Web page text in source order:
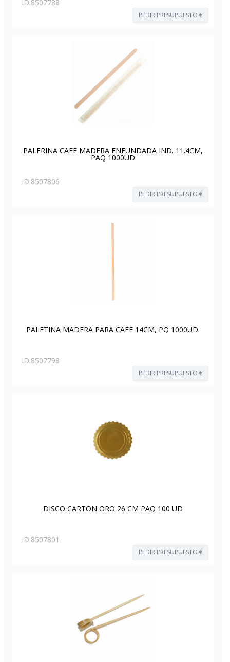
ID:8507788
PEDIR PRESUPUESTO €
PALERINA CAFÉ MADERA ENFUNDADA IND. 11.4CM,
PAQ 1000UD
ID:8507806
PEDIR PRESUPUESTO €
PALETINA MADERA PARA CAFÉ 14CM, PQ 1000UD.
ID:8507798
PEDIR PRESUPUESTO €
DISCO CARTÓN ORO 26 CM PAQ 100 UD
ID:8507801
PEDIR PRESUPUESTO €